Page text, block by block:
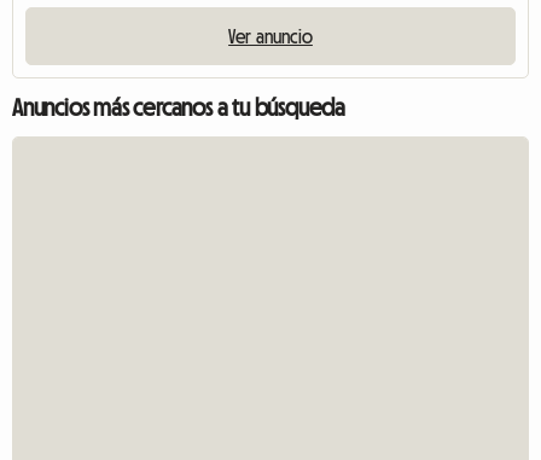
Ver anuncio
Anuncios más cercanos a tu búsqueda